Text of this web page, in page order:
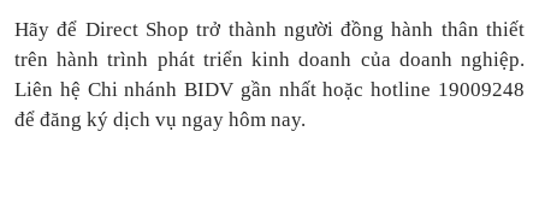
Hãy để Direct Shop trở thành người đồng hành thân thiết
trên hành trình phát triển kinh doanh của doanh nghiệp.
Liên hệ Chi nhánh BIDV gần nhất hoặc hotline 19009248
để đăng ký dịch vụ ngay hôm nay.